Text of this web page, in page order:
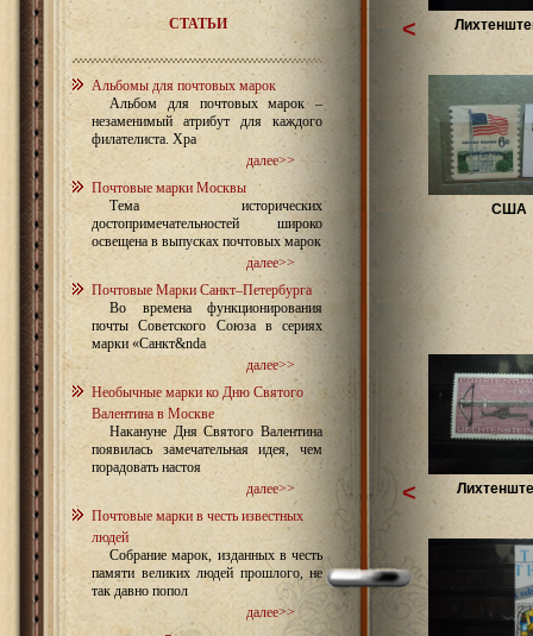
СТАТЬИ
Альбомы для почтовых марок
Альбом для почтовых марок –
незаменимый атрибут для каждого
филателиста. Хра
далее>>
Почтовые марки Москвы
Тема исторических
достопримечательностей широко
освещена в выпусках почтовых марок
далее>>
Почтовые Марки Санкт–Петербурга
Во времена функционирования
почты Советского Союза в сериях
марки «Санкт&nda
далее>>
Необычные марки ко Дню Святого
Валентина в Москве
Накануне Дня Святого Валентина
появилась замечательная идея, чем
порадовать настоя
далее>>
Почтовые марки в честь известных
людей
Собрание марок, изданных в честь
памяти великих людей прошлого, не
так давно попол
далее>>
США
<
<